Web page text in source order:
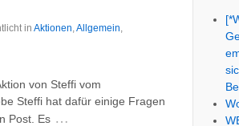
in Aktionen,Allgemein,
von Steffi vom
Steffi hat dafür einige Fragen
Post. Es …